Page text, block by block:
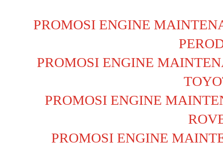
PROMOSI ENGINE
PROMOSI ENGINE
PROMOSI ENGINE
PROMOSI ENGINE